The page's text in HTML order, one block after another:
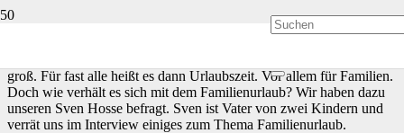
groß. Für fast alle heißt es dann Urlaubszeit. Vor allem für Familien.
Doch wie verhält es sich mit dem Familienurlaub? Wir haben dazu
unseren Sven Hosse befragt. Sven ist Vater von zwei Kindern und
verrät uns im Interview einiges zum Thema Familienurlaub.